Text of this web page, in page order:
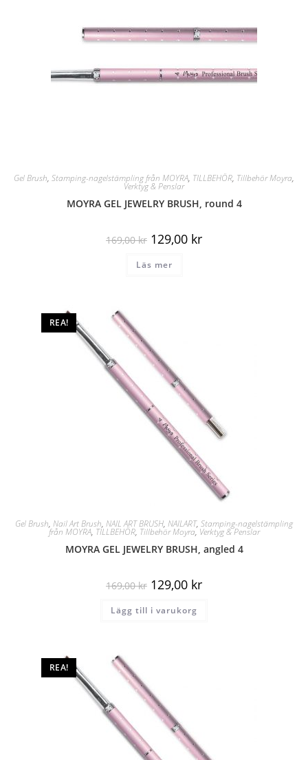
Gel Brush, Stamping-nagelstämpling från MOYRA, TILLBEHÖR, Tillbehör Moyra,
Verktyg & Penslar
MOYRA GEL JEWELRY BRUSH, round 4
169,00kr 129,00 kr
Läs mer
REA!
Gel Brush, Nail Art Brush, NAIL ART BRUSH, NAILART, Stamping-nagelstämpling
från MOYRA, TILLBEHÖR, Tillbehör Moyra, Verktyg & Penslar
MOYRA GEL JEWELRY BRUSH, angled 4
169,00kr 129,00 kr
Lägg till i varukorg
REA!